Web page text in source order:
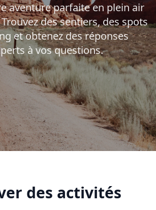
aventure parfaite en plein air
des sentiers, des spots
et obtenez des réponses
à vos questions.
des activités